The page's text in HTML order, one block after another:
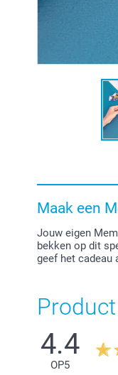
Maak een
Jouw eigen
bekken op dit
geef het cadeau
4.4
OP5